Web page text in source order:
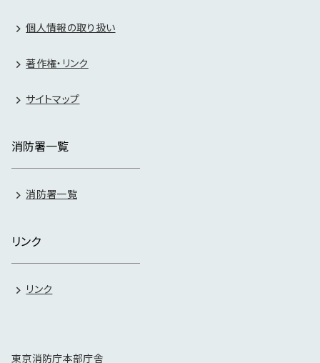
個人情報の取り扱い
著作権・リンク
サイトマップ
消防署一覧
消防署一覧
リンク
リンク
東京消防庁本部庁舎